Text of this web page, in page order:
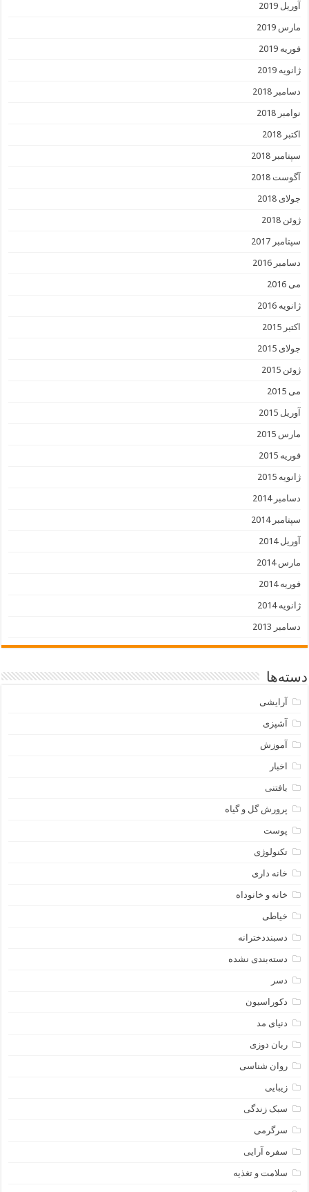
آوریل 2019
مارس 2019
فوریه 2019
ژانویه 2019
دسامبر 2018
نوامبر 2018
اکتبر 2018
سپتامبر 2018
آگوست 2018
جولای 2018
ژوئن 2018
سپتامبر 2017
دسامبر 2016
می 2016
ژانویه 2016
اکتبر 2015
جولای 2015
ژوئن 2015
می 2015
آوریل 2015
مارس 2015
فوریه 2015
ژانویه 2015
دسامبر 2014
سپتامبر 2014
آوریل 2014
مارس 2014
فوریه 2014
ژانویه 2014
دسامبر 2013
دسته‌ها
آرایشی
آشپزی
آموزش
اخبار
بافتنی
پرورش گل و گیاه
پوست
تکنولوژی
خانه داری
خانه و خانوداه
خیاطی
دسبنددخترانه
دسته‌بندی نشده
دسر
دکوراسیون
دنیای مد
ربان دوزی
روان شناسی
زیبایی
سبک زندگی
سرگرمی
سفره آرایی
سلامت و تغذیه